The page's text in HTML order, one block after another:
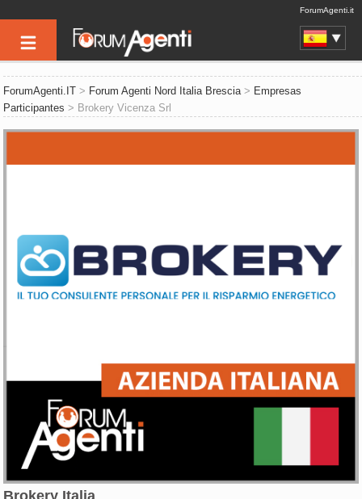
ForumAgenti.it
ForumAgenti.IT > Forum Agenti Nord Italia Brescia> Empresas
Participantes > Brokery Vicenza Srl